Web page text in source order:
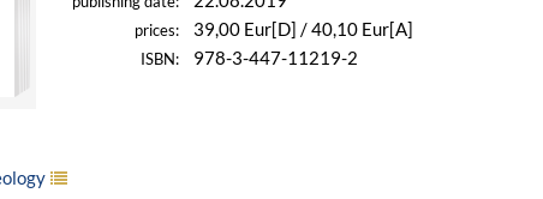
prices: 39,00 Eur[D] / 40,10 Eur[A]
ISBN: 978-3-447-11219-2